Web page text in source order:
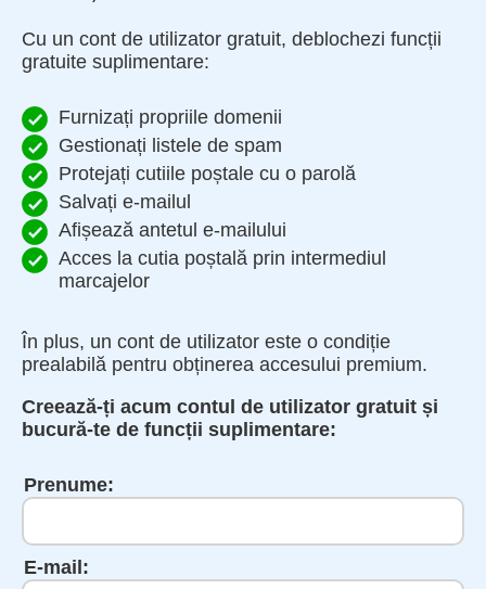
Cu un cont de utilizator gratuit, deblochezi funcții
gratuite suplimentare:
Furnizați propriile domenii
Gestionați listele de spam
Protejați cutiile poștale cu o parolă
Salvați e-mailul
Afișează antetul e-mailului
Acces la cutia poștală prin intermediul
marcajelor
În plus, un cont de utilizator este o condiție
prealabilă pentru obținerea accesului premium.
Creează-ți acum contul de utilizator gratuit și
bucură-te de funcții suplimentare:
Prenume:
E-mail: